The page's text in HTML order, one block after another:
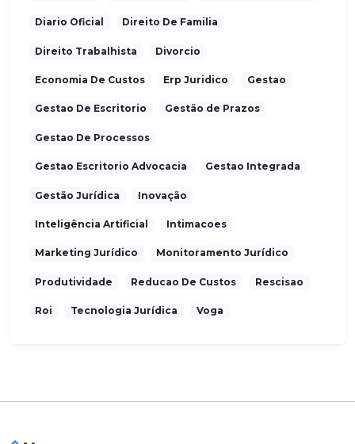
Diario Oficial Direito De Familia
Direito Trabalhista Divorcio
Economia De Custos Erp Juridico Gestao
Gestao De Escritorio Gestão de Prazos
Gestao De Processos
Gestao Escritorio Advocacia Gestao Integrada
Gestão Jurídica Inovação
Inteligência Artificial Intimacoes
Marketing Jurídico Monitoramento Jurídico
Produtividade Reducao De Custos Rescisao
Roi Tecnologia Jurídica Voga